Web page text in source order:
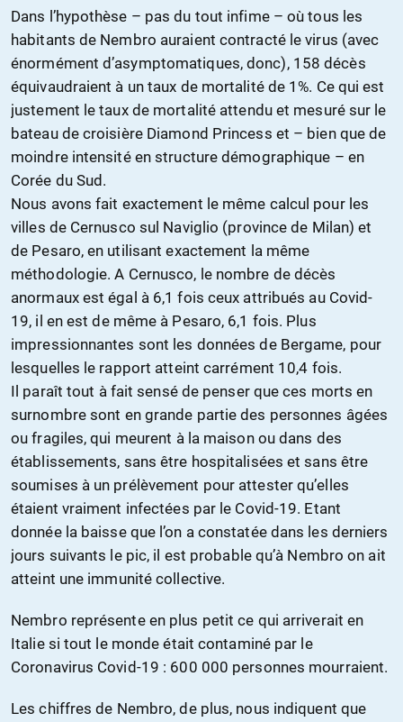
Dans l’hypothèse – pas du tout infime – où tous les
habitants de Nembro auraient contracté le virus (avec
énormément d’asymptomatiques, donc), 158 décès
équivaudraient à un taux de mortalité de 1%. Ce qui est
justement le taux de mortalité attendu et mesuré sur le
bateau de croisière Diamond Princess et – bien que de
moindre intensité en structure démographique – en
Corée du Sud.
Nous avons fait exactement le même calcul pour les
villes de Cernusco sul Naviglio (province de Milan) et
de Pesaro, en utilisant exactement la même
méthodologie. A Cernusco, le nombre de décès
anormaux est égal à 6,1 fois ceux attribués au Covid-
19, il en estde même à Pesaro, 6,1 fois. Plus
impressionnantes sont les données de Bergame, pour
lesquelles le rapport atteint carrément 10,4 fois.
Il paraît tout à fait sensé de penser que ces morts en
surnombresont en grande partie des personnes âgées
ou fragiles, qui meurent à la maison ou dans des
établissements, sans être hospitalisées et sans être
soumises à un prélèvement pour attester qu’elles
étaient vraiment infectées par le Covid-19. Etant
donnéela baisse que l’on a constatéedans les derniers
jours suivants le pic, il est probable qu’à Nembro on ait
atteint une immunité collective.
Nembro représente en plus petit ce qui arriverait en
Italie si tout le monde était contaminé par le
Coronavirus Covid-19 : 600 000 personnes mourraient.
Leschiffres de Nembro, de plus, nous indiquent que